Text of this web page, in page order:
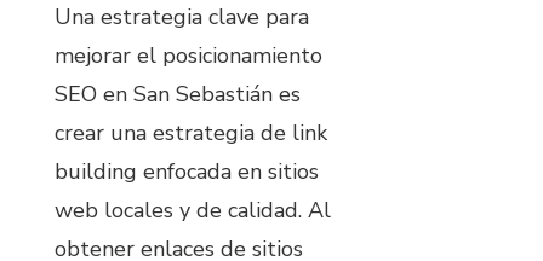
Una estrategia clave para
mejorar el posicionamiento
SEO en San Sebastián es
crear una estrategia de link
building enfocada en sitios
web locales y de calidad. Al
obtener enlaces de sitios